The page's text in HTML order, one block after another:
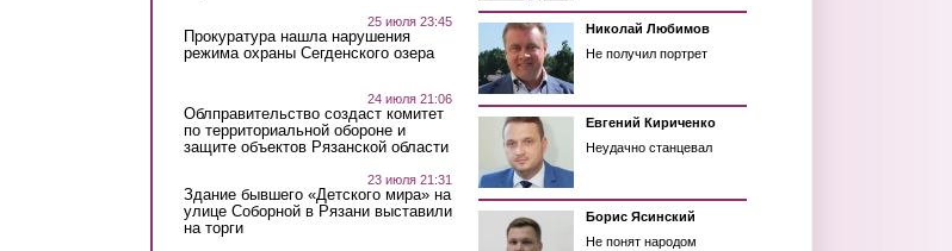
25 июля 23:45
Прокуратура нашла нарушения
режима охраны Сегденского озера
24 июля 21:06
Облправительство создаст комитет
по территориальной обороне и
защите объектов Рязанской области
23 июля 21:31
Здание бывшего «Детского мира» на
улице Соборной в Рязани выставили
на торги
Николай Любимов
Не получил портрет
Евгений Кириченко
Неудачно станцевал
Борис Ясинский
Не понят народом